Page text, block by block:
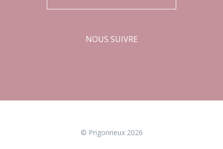
NOUS SUIVRE
© Prigonrieux 2026